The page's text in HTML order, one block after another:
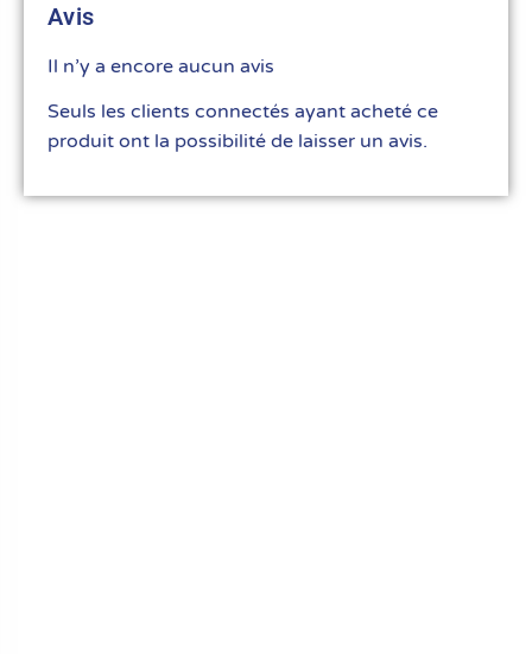
Avis
Il n’y a encore aucun avis
Seuls les clients connectés ayant acheté ce
produit ont la possibilité de laisser un avis.